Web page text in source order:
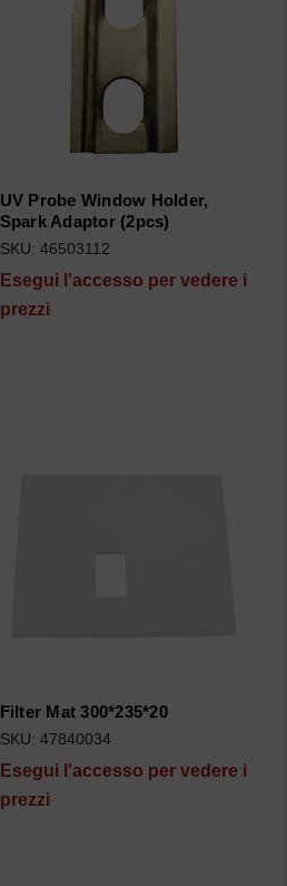
UV Probe Window Holder,
Spark Adaptor (2pcs)
SKU: 46503112
Esegui l'accesso per vedere i
prezzi
Filter Mat 300*235*20
SKU: 47840034
Esegui l'accesso per vedere i
prezzi